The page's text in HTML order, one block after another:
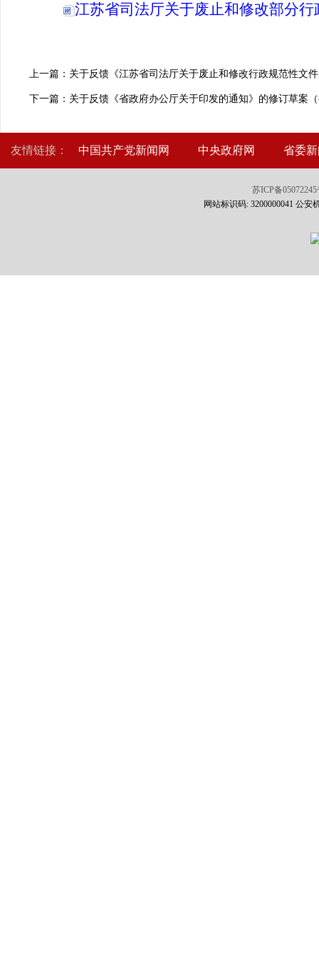
江苏省司法厅关于废止和修改部分
上一篇：关于反馈《江苏省司法厅关于废止和修改行政规范性文
下一篇：关于反馈《省政府办公厅关于印发的通知》的修订草案
友情链接： 中国共产党新闻网 中央政府网 省委
苏ICP备05072245
网站标识码: 3200000041 公安